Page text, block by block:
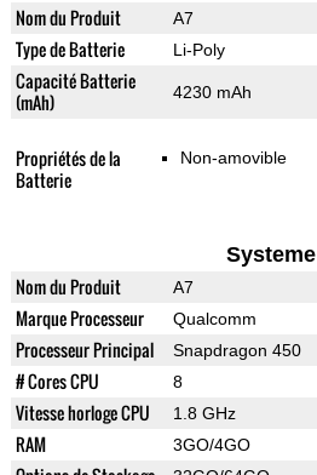
Nom du Produit A7
Type de Batterie Li-Poly
Capacité Batterie
(mAh)
4230 mAh
Propriétés de la
Batterie
Non-amovible
Systeme
Nom du Produit A7
Marque Processeur Qualcomm
Processeur Principal Snapdragon 450
# Cores CPU 8
Vitesse horloge CPU 1.8 GHz
RAM 3GO/4GO